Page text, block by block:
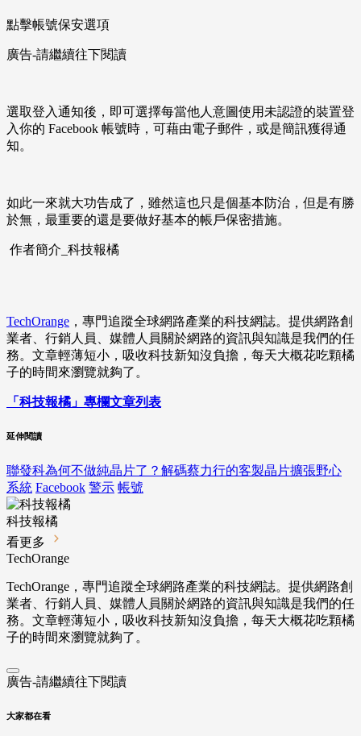
點擊帳號保安選項
廣告-請繼續往下閱讀
選取登入通知後，即可選擇每當他人意圖使用未認證的裝置登
入你的 Facebook 帳號時，可藉由電子郵件，或是簡訊獲得通
知。
如此一來就大功告成了，雖然這也只是個基本防治，但是有勝
於無，最重要的還是要做好基本的帳戶保密措施。
作者簡介_科技報橘
TechOrange ，專門追蹤全球網路產業的科技網誌。提供網路創
業者、行銷人員、媒體人員關於網路的資訊與知識是我們的任
務。文章輕薄短小，吸收科技新知沒負擔，每天大概花吃顆橘
子的時間來瀏覽就夠了。
「科技報橘」專欄文章列表
延伸閱讀
聯發科為何不做純晶片了？解碼蔡力行的客製晶片擴張野心
系統 Facebook 警示 帳號
科技報橘
看更多
TechOrange
TechOrange，專門追蹤全球網路產業的科技網誌。提供網路創
業者、行銷人員、媒體人員關於網路的資訊與知識是我們的任
務。文章輕薄短小，吸收科技新知沒負擔，每天大概花吃顆橘
子的時間來瀏覽就夠了。
廣告-請繼續往下閱讀
大家都在看